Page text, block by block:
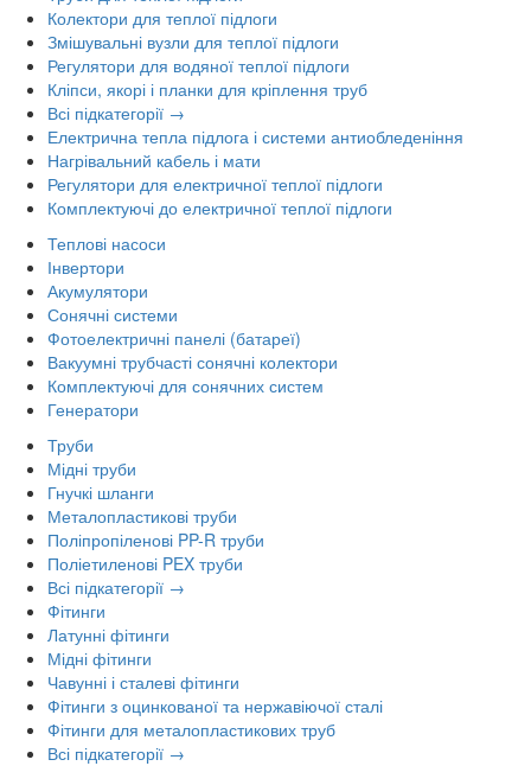
Колектори для теплої підлоги
Змішувальні вузли для теплої підлоги
Регулятори для водяної теплої підлоги
Кліпси, якорі і планки для кріплення труб
Всі підкатегорії →
Електрична тепла підлога і системи антиобледеніння
Нагрівальний кабель і мати
Регулятори для електричної теплої підлоги
Комплектуючі до електричної теплої підлоги
Теплові насоси
Інвертори
Акумулятори
Сонячні системи
Фотоелектричні панелі (батареї)
Вакуумні трубчасті сонячні колектори
Комплектуючі для сонячних систем
Генератори
Труби
Мідні труби
Гнучкі шланги
Металопластикові труби
Поліпропіленові PP-R труби
Поліетиленові PEX труби
Всі підкатегорії →
Фітинги
Латунні фітинги
Мідні фітинги
Чавунні і сталеві фітинги
Фітинги з оцинкованої та нержавіючої сталі
Фітинги для металопластикових труб
Всі підкатегорії →